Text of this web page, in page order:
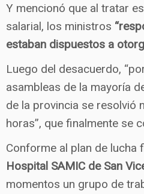
Y mencionó que al tratar
salarial, los ministros
estaban dispuestos a
Luego del desacuerdo,
asambleas de la mayoría
de la provincia se resolvió
horas”, que finalmente se
Conforme al plan de lucha
Hospital SAMIC de San
momentos un grupo de